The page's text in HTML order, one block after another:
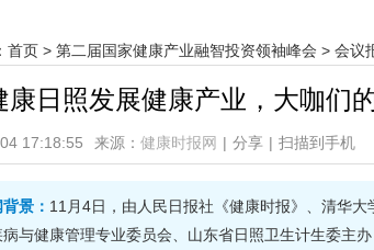
首页 > 第二届国家健康产业融智投资领袖峰会 > 会议
康日照发展健康产业，大咖们
17:18:55 来源： 健康时报网 | 分享 | 扫描到手机
景： 11月4日，由人民日报社《健康时报》、清华
病与健康管理专业委员会、山东省日照卫生计生委主